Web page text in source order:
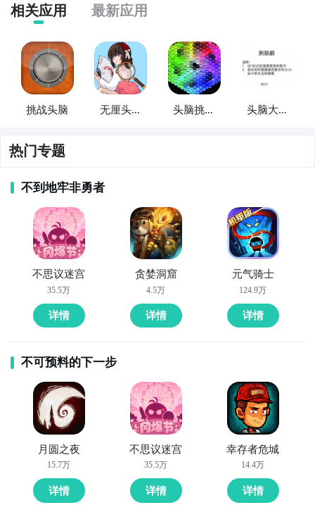
相关应用 最新应用
挑战头脑
无厘头脑
头脑挑战
头脑大测
热门专题
不到地牢非勇者
不思议迷宫
35.5万
详情
贪婪洞窟
4.5万
详情
元气骑士
124.9万
详情
不可预料的下一步
月圆之夜
15.7万
详情
不思议迷宫
35.5万
详情
幸存者危城
14.4万
详情